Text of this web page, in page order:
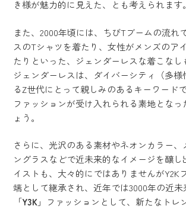
き様が魅力的に見えた、とも考えられます。
また、2000年頃には、ちびTブームの流れ
スのTシャツを着たり、女性がメンズのア
たりといった、ジェンダーレスな着こなし
ジェンダーレスは、ダイバーシティ（多
るZ世代にとって親しみのあるキーワード
ファッションが受け入れられる素地となっ
ょう。
さらに、光沢のある素材やネオンカラー、
ングラスなどで近未来的なイメージを醸し
イストも、大々的にではありませんがY2K
端として継承され、近年では3000年の近未
「Y3K」ファッションとして、新たなトレ